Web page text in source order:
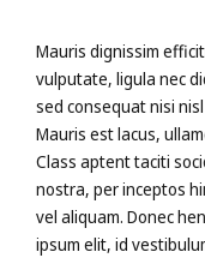
Mauris dignissim
vulputate, ligula nec
sed consequat nisi
Mauris est lacus,
Class aptent taciti
nostra, per inceptos
vel aliquam. Donec
ipsum elit, id